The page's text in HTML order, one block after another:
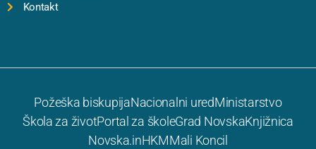
Kontakt
Požeška biskupijaNacionalni uredMinistarstvo
Škola za životPortal za školeGrad NovskaKnjižnica
Novska.inHKMMali Koncil